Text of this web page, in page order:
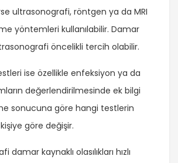
ultrasonografi, röntgen ya da MRI
yöntemleri kullanılabilir. Damar
öncelikli tercih olabilir.
ise özellikle enfeksiyon ya da
değerlendirilmesinde ek bilgi
sonucuna göre hangi testlerin
göre değişir.
damar kaynaklı olasılıkları hızlı